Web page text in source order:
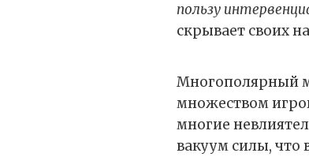
пользу
скрывает своих
Многополярный
множеством
многие
вакуум силы, что